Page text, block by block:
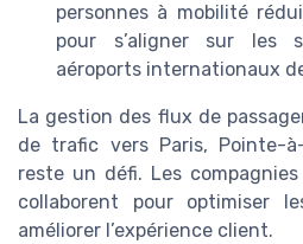
personnes à mobilité
pour s’aligner sur les
aéroports internationaux
La gestion des flux de
de trafic vers Paris, Pointe-
reste un défi. Les
collaborent pour optimiser
améliorer l’expérience client.